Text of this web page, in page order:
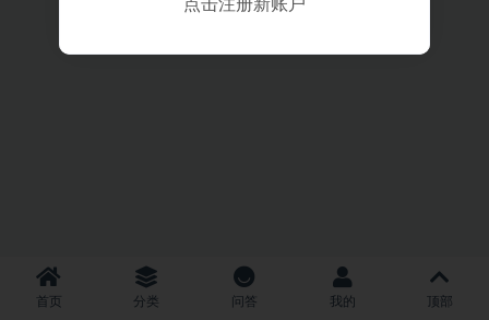
首页 分类 问答 我的 顶部
点击注册新账户